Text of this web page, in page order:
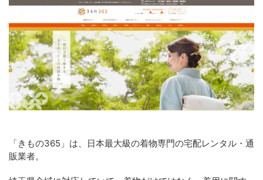
「きもの365」は、日本最大級の着物専門の宅配レンタル・通
販業者。